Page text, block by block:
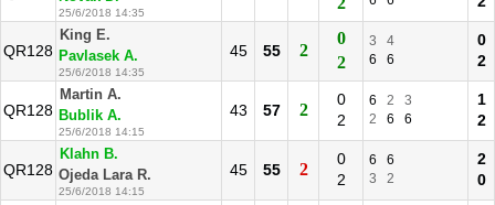
25/6/2018 14:35
QR128
King E.
Pavlasek A.
25/6/2018 14:35
45 55 2
0
2
3
4
6
6
0
2
QR128
Martin A.
Bublik A.
25/6/2018 14:15
43 57 2
0
2
6 2
3
2
6 6
1
2
QR128
Klahn B.
Ojeda Lara R.
25/6/2018 14:15
45 55 2
0
2
6
6
3
2
2
0